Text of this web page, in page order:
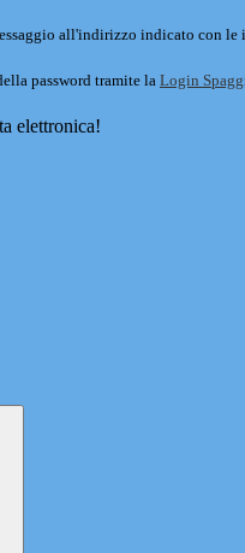
all'indirizzo indicato con le
password tramite la Login
elettronica!